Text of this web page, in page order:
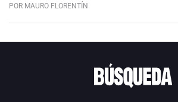
POR MAURO FLORENTÍN